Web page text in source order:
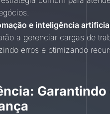
e inteligência
a gerenciar cargas de
erros e otimizando